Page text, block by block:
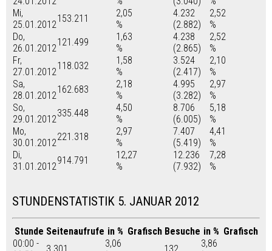
Mi,
25.01.2012
153.211
2,05
%
4.232
(2.882)
2,52
%
Do,
26.01.2012
121.499
1,63
%
4.238
(2.865)
2,52
%
Fr,
27.01.2012
118.032
1,58
%
3.524
(2.417)
2,10
%
Sa,
28.01.2012
162.683
2,18
%
4.995
(3.282)
2,97
%
So,
29.01.2012
335.448
4,50
%
8.706
(6.005)
5,18
%
Mo,
30.01.2012
221.318
2,97
%
7.407
(5.419)
4,41
%
Di,
31.01.2012
914.791
12,27
%
12.236
(7.932)
7,28
%
STUNDENSTATISTIK 5. JANUAR 2012
Stunde Seitenaufrufe in % Grafisch Besuche in % Grafisch
00:00 -
3,06
3,86